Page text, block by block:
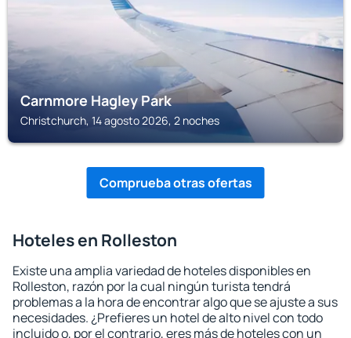
Carnmore Hagley Park
Christchurch, 14 agosto 2026, 2 noches
Comprueba otras ofertas
Hoteles en Rolleston
Existe una amplia variedad de hoteles disponibles en
Rolleston, razón por la cual ningún turista tendrá
problemas a la hora de encontrar algo que se ajuste a sus
necesidades. ¿Prefieres un hotel de alto nivel con todo
incluido o, por el contrario, eres más de hoteles con un